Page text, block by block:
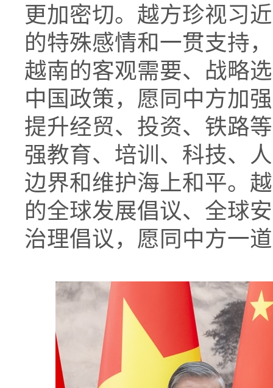
更加密切。越方珍视习
的特殊感情和一贯支持
越南的客观需要、战略
中国政策，愿同中方加
提升经贸、投资、铁路
强教育、培训、科技、
边界和维护海上和平。
的全球发展倡议、全球
治理倡议，愿同中方一